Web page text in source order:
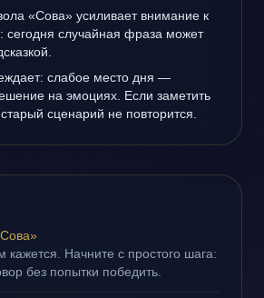
«Сова» усиливает внимание к
сегодня случайная фраза может
слабое место дня —
на эмоциях. Если заметить
сценарий не повторится.
Начните с простого шага:
без попытки победить.